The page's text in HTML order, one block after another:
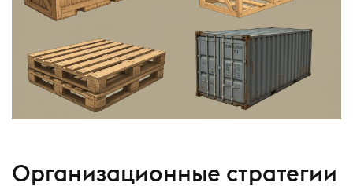
Организационные стратегии